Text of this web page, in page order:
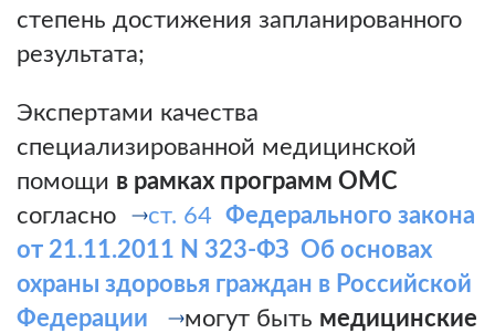
степень достижения запланированного
результата;
Экспертами качества
специализированной медицинской
помощи в рамках программ ОМС
согласно
ст. 64 Федерального закона
от 21.11.2011 N 323-ФЗ Об основах
охраны здоровья граждан в Российской
Федерации
могут быть медицинские